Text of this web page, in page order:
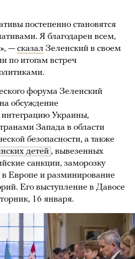
постепенно становятся
Я благодарен всем,
— сказал Зеленский в своем
по итогам встреч
форума Зеленский
обсуждение
интеграцию Украины,
Запада в области
безопасности, а также
детей , вывезенных
санкции, заморозку
в Европе и разминирование
Его выступление в Давосе
16 января.